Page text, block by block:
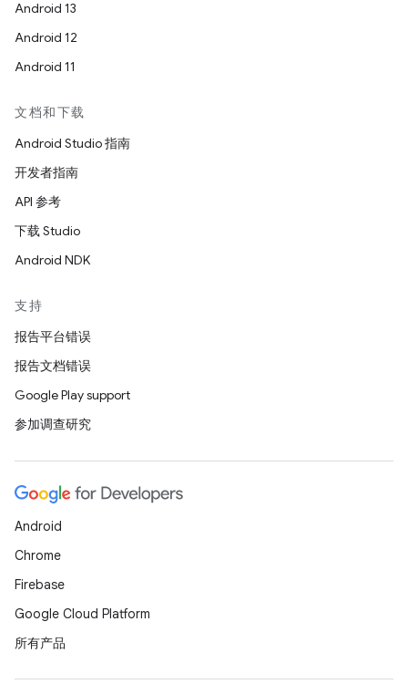
Android 13
Android 12
Android 11
文档和下载
Android Studio 指南
开发者指南
API 参考
下载 Studio
Android NDK
支持
报告平台错误
报告文档错误
Google Play support
参加调查研究
Android
Chrome
Firebase
Google Cloud Platform
所有产品